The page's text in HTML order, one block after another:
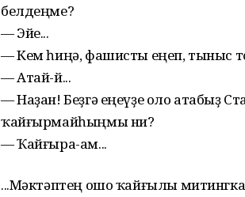
белдеңме?
— Эйе...
— Кем һиңә, фашисты еңеп, тыныс
— Атай-й...
— Наҙан! Беҙгә еңеүҙе оло атабыҙ
ҡайғырмайһыңмы ни?
— Ҡайғыра-ам...
...Мәктәптең ошо ҡайғылы